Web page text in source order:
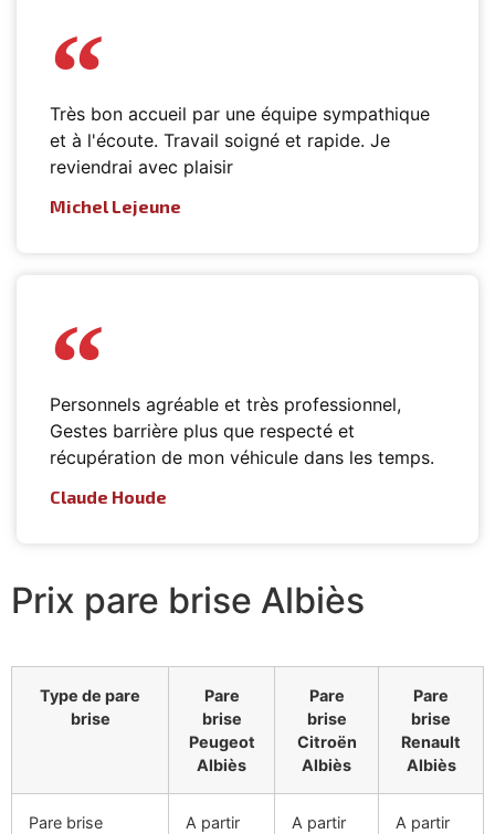
Très bon accueil par une équipe sympathique
et à l'écoute. Travail soigné et rapide. Je
reviendrai avec plaisir
Michel Lejeune
Personnels agréable et très professionnel,
Gestes barrière plus que respecté et
récupération de mon véhicule dans les temps.
Claude Houde
Prix pare brise Albiès
Type de pare
brise
Pare
brise
Peugeot
Albiès
Pare
brise
Citroën
Albiès
Pare
brise
Renault
Albiès
Pare brise
A partir
A partir
A partir